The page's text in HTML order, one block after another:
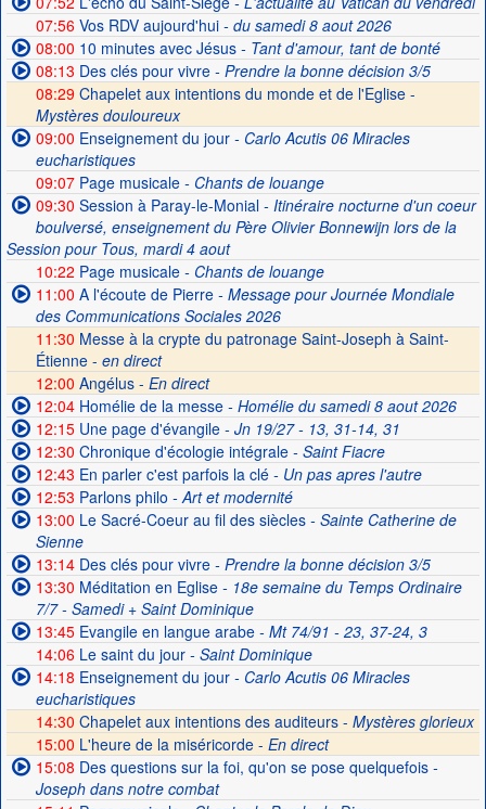
07:56Vos RDV aujourd'hui- du samedi 8 aout 2026
08:00 10 minutes avec Jésus- Tant d'amour, tant de bonté
08:13 Des clés pour vivre- Prendre la bonne décision 3/5
08:29 Chapelet aux intentions du monde et de l'Eglise -
Mystères douloureux
09:00 Enseignement du jour- Carlo Acutis 06 Miracles
eucharistiques
09:07Page musicale- Chants de louange
09:30 Session à Paray-le-Monial- Itinéraire nocturne d'un coeur
boulversé, enseignement du Père Olivier Bonnewijn lors de la
Session pour Tous, mardi 4 aout
10:22 Page musicale- Chants de louange
11:00 A l'écoute de Pierre- Message pour Journée Mondiale
des Communications Sociales 2026
11:30 Messe à la crypte du patronage Saint-Joseph à Saint-
Étienne - en direct
12:00 Angélus - En direct
12:04Homélie de la messe- Homélie du samedi 8 aout 2026
12:15Une page d'évangile- Jn 19/27 - 13, 31-14, 31
12:30 Chronique d'écologie intégrale- Saint Fiacre
12:43 En parler c'est parfois la clé- Un pas apres l'autre
12:53 Parlons philo - Art et modernité
13:00 Le Sacré-Coeur au fil des siècles- Sainte Catherine de
Sienne
13:14Des clés pour vivre- Prendre la bonne décision 3/5
13:30 Méditation en Eglise- 18e semaine du Temps Ordinaire
7/7 - Samedi + Saint Dominique
13:45Evangile en langue arabe- Mt 74/91 - 23, 37-24, 3
14:06Le saint du jour- Saint Dominique
14:18 Enseignement du jour- Carlo Acutis 06 Miracles
eucharistiques
14:30 Chapelet aux intentions des auditeurs - Mystères glorieux
15:00 L'heure de la miséricorde - En direct
15:08 Des questions sur la foi, qu'on se pose quelquefois-
Joseph dans notre combat